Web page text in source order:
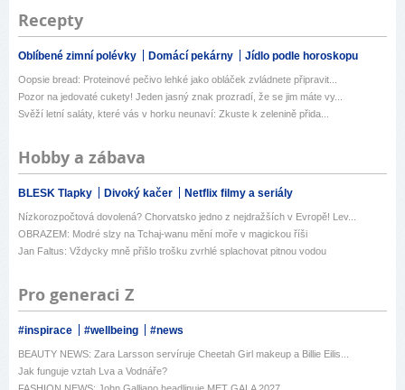
Recepty
Oblíbené zimní polévky Domácí pekárny Jídlo podle horoskopu
Oopsie bread: Proteinové pečivo lehké jako obláček zvládnete připravit...
Pozor na jedovaté cukety! Jeden jasný znak prozradí, že se jim máte vy...
Svěží letní saláty, které vás v horku neunaví: Zkuste k zelenině přida...
Hobby a zábava
BLESK Tlapky Divoký kačer Netflix filmy a seriály
Nízkorozpočtová dovolená? Chorvatsko jedno z nejdražších v Evropě! Lev...
OBRAZEM: Modré slzy na Tchaj-wanu mění moře v magickou říši
Jan Faltus: Vždycky mně přišlo trošku zvrhlé splachovat pitnou vodou
Pro generaci Z
#inspirace #wellbeing #news
BEAUTY NEWS: Zara Larsson servíruje Cheetah Girl makeup a Billie Eilis...
Jak funguje vztah Lva a Vodnáře?